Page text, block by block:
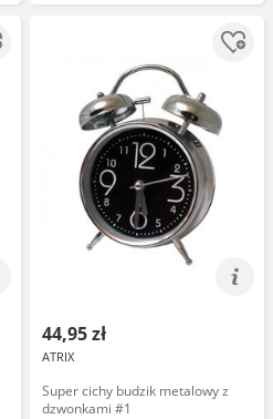
44,95 zł
ATRIX
Super cichy budzik metalowy z
dzwonkami #1